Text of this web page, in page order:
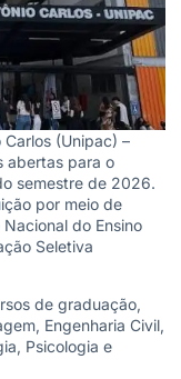
(Unipac) –
abertas para o
semestre de 2026.
por meio de
do Ensino
Seletiva
de graduação,
Engenharia Civil,
Psicologia e